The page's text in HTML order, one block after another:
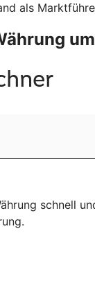
als
schnell